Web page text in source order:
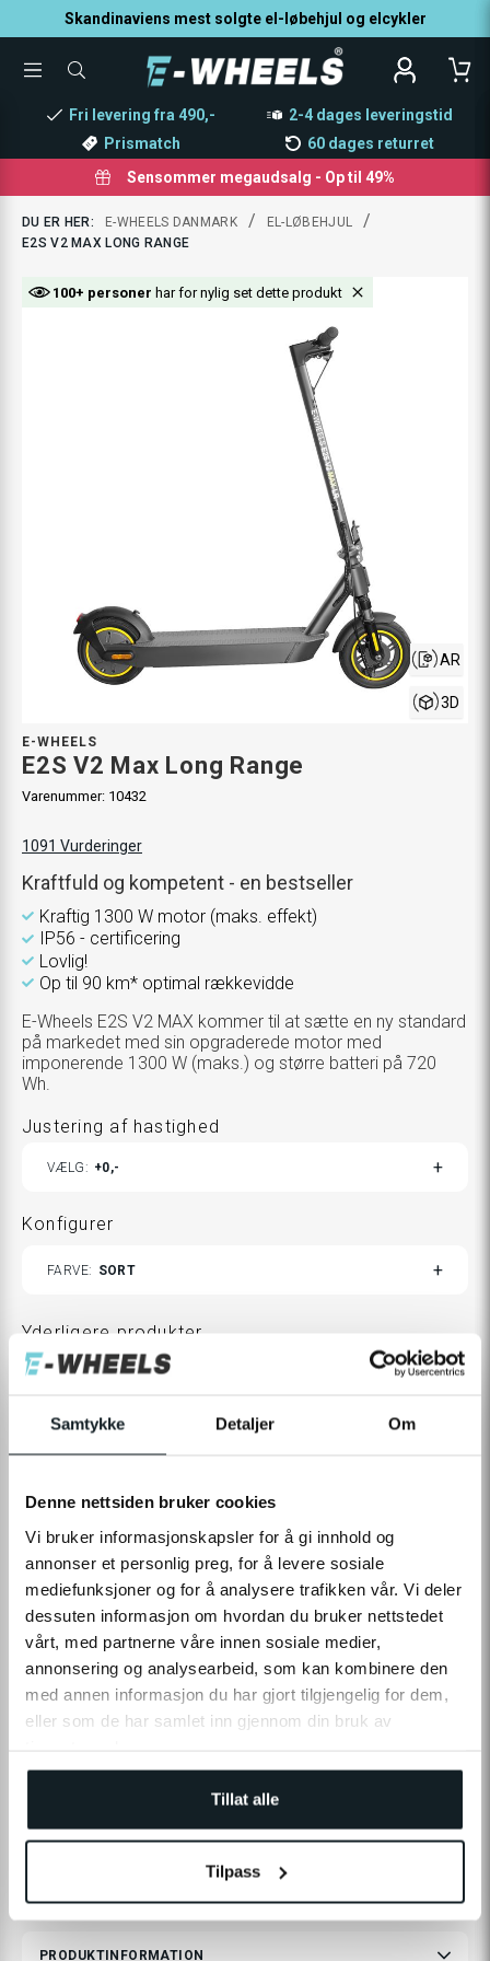
Samtykke Detaljer Om
Denne nettsiden bruker cookies
Vi bruker informasjonskapsler for å gi innhold og
annonser et personlig preg, for å levere sosiale
mediefunksjoner og for å analysere trafikken vår. Vi deler
dessuten informasjon om hvordan du bruker nettstedet
vårt, med partnerne våre innen sosiale medier,
annonsering og analysearbeid, som kan kombinere den
med annen informasjon du har gjort tilgjengelig for dem,
eller som de har samlet inn gjennom din bruk av
Tillat alle
Tilpass
Skandinaviens mest solgte el-løbehjul og elcykler
TOGGLESØG
Fri levering fra 490,-
2-4 dages leveringstid
Prismatch
60 dages returret
Sensommer megaudsalg - Op til 49%
DU ER HER: E-WHEELS DANMARK / EL-LØBEHJUL /
E2S V2 MAX LONG RANGE
100+ personer har for nylig set dette produkt
AR
3D
E-WHEELS
E2S V2 Max Long Range
Varenummer: 10432
1091 Vurderinger
Kraftfuld og kompetent - en bestseller
Kraftig 1300 W motor (maks. effekt)
IP56 - certificering
Lovlig!
Op til 90 km* optimal rækkevidde
E-Wheels E2S V2 MAX kommer til at sætte en ny standard
på markedet med sin opgraderede motor med
imponerende 1300 W (maks.) og større batteri på 720
Wh.
Justering af hastighed
VÆLG 0,-
Konfigurer
FARVE SORTTOGGLE
Yderligere produkter
TOGGLE
CUSTOMIZATION
MODAL
8.390,-
På lager
TILFØJ TIL INDKØBSKURV
Leverans: 2-4dage|Fri levering fra 490,-
På lager
Tilgængelig i
Tilgængelig i 1 butiker
leveringstid
PRODUKTINFORMATION